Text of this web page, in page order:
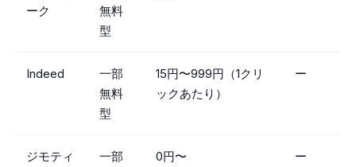
ーク
無料
型
Indeed
一部
無料
型
15円〜999円（1クリ
ックあたり）
ー
ジモティ 一部 0円〜 ー